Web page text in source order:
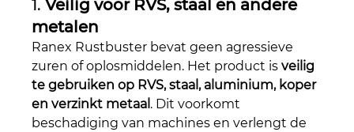
1. Veilig voor RVS, staal en andere
metalen
Ranex Rustbuster bevat geen agressieve
zuren of oplosmiddelen. Het product is veilig
te gebruiken op RVS, staal, aluminium, koper
en verzinkt metaal . Dit voorkomt
beschadiging van machines en verlengt de